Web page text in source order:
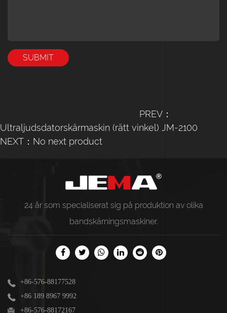
PREV：
Ultraljudsdatorskärmaskin (rätt vinkel) JM-2100
NEXT：No next product
24 år som specialiserat sig på produktion av olika
bandskärningsmaskiner.
+86-576-88177528
+86 189 8967 9992
+86-576-88172167